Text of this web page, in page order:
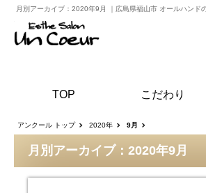
月別アーカイブ：2020年9月 ｜ 広島県福山市 オールハンド
TOP こだわり
アンクール トップ 2020年 9月
月別アーカイブ：2020年9月